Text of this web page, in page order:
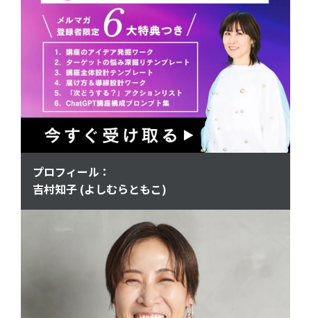
プロフィール：
吉村知子 (よしむらともこ)